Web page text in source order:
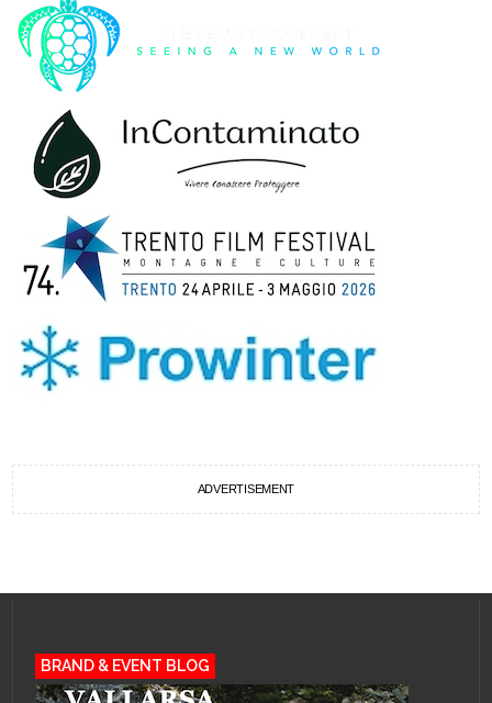
ADVERTISEMENT
BRAND & EVENT BLOG